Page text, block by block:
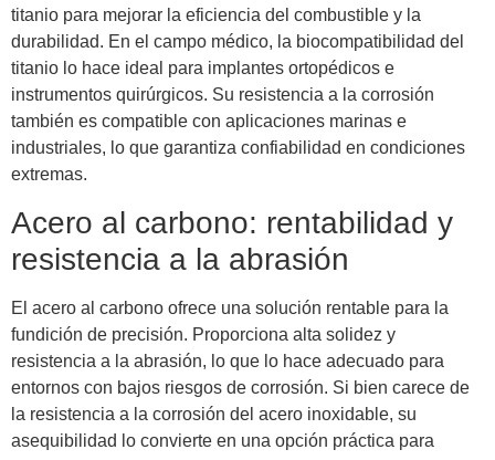
titanio para mejorar la eficiencia del combustible y la
durabilidad. En el campo médico, la biocompatibilidad del
titanio lo hace ideal para implantes ortopédicos e
instrumentos quirúrgicos. Su resistencia a la corrosión
también es compatible con aplicaciones marinas e
industriales, lo que garantiza confiabilidad en condiciones
extremas.
Acero al carbono: rentabilidad y
resistencia a la abrasión
El acero al carbono ofrece una solución rentable para la
fundición de precisión. Proporciona alta solidez y
resistencia a la abrasión, lo que lo hace adecuado para
entornos con bajos riesgos de corrosión. Si bien carece de
la resistencia a la corrosión del acero inoxidable, su
asequibilidad lo convierte en una opción práctica para